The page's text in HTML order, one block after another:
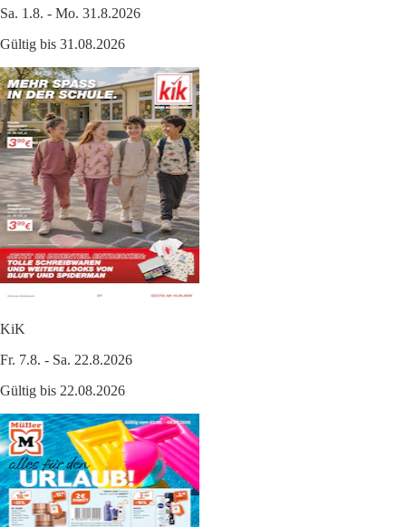
Sa. 1.8. - Mo. 31.8.2026
Gültig bis 31.08.2026
KiK
Fr. 7.8. - Sa. 22.8.2026
Gültig bis 22.08.2026